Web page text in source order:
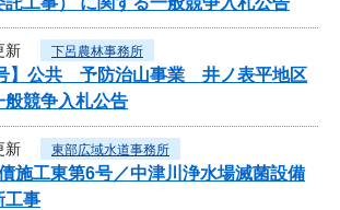
新 下呂農林事務所
号】公共 予防治山事業 井ノ表平地区
競争入札公告
新 東部広域水道事務所
施工東第6号／中津川浄水場滅菌設備
工事